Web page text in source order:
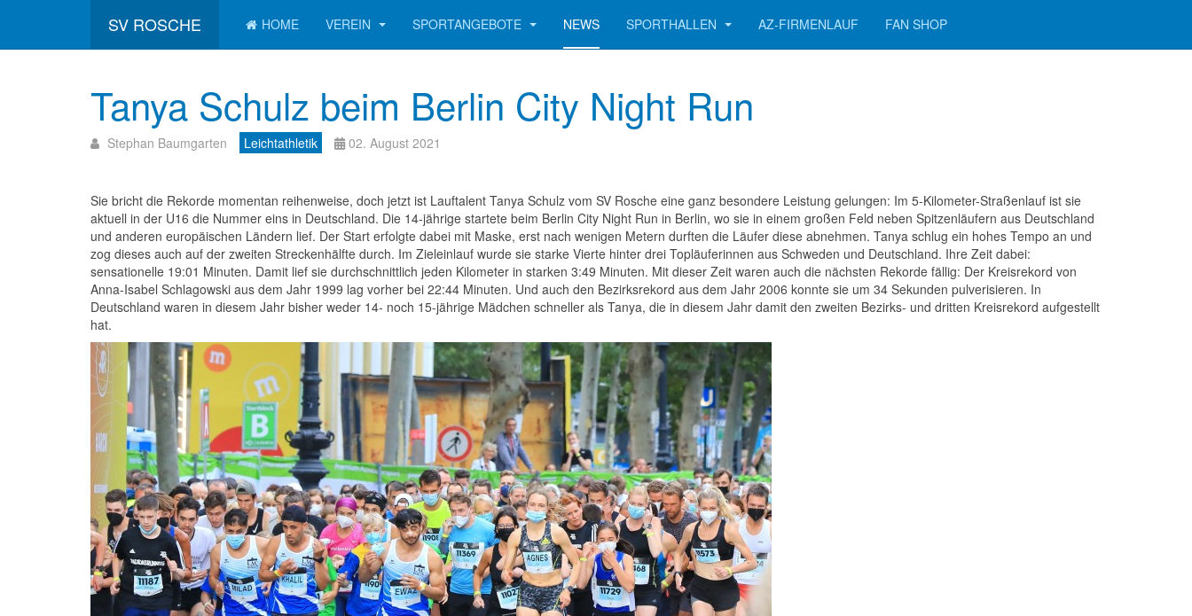
SV ROSCHE HOME VEREIN SPORTANGEBOTE NEWS SPORTHALLEN AZ-FIRMENLAUF FAN SHOP
Tanya Schulz beim Berlin City Night Run
Stephan Baumgarten Leichtathletik 02. August 2021
Sie bricht die Rekorde momentan reihenweise, doch jetzt ist Lauftalent Tanya Schulz vom SV Rosche eine ganz besondere Leistung gelungen: Im 5-Kilometer-Straßenlauf ist sie
aktuell in der U16 die Nummer eins in Deutschland. Die 14-jährige startete beim Berlin City Night Run in Berlin, wo sie in einem großen Feld neben Spitzenläufern aus Deutschland
und anderen europäischen Ländern lief. Der Start erfolgte dabei mit Maske, erst nach wenigen Metern durften die Läufer diese abnehmen. Tanya schlug ein hohes Tempo an und
zog dieses auch auf der zweiten Streckenhälfte durch. Im Zieleinlauf wurde sie starke Vierte hinter drei Topläuferinnen aus Schweden und Deutschland. Ihre Zeit dabei:
sensationelle 19:01 Minuten. Damit lief sie durchschnittlich jeden Kilometer in starken 3:49 Minuten. Mit dieser Zeit waren auch die nächsten Rekorde fällig: Der Kreisrekord von
Anna-Isabel Schlagowski aus dem Jahr 1999 lag vorher bei 22:44 Minuten. Und auch den Bezirksrekord aus dem Jahr 2006 konnte sie um 34 Sekunden pulverisieren. In
Deutschland waren in diesem Jahr bisher weder 14- noch 15-jährige Mädchen schneller als Tanya, die in diesem Jahr damit den zweiten Bezirks- und dritten Kreisrekord aufgestellt
hat.